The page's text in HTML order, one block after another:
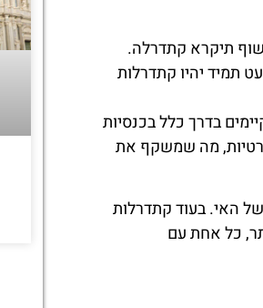
תיקרא קתדרלה.
תמיד יהיו קתדרלות
בדרך כלל בכנסיות
מה שמשקף את
האי. בעוד קתדרלות
כל אחת עם